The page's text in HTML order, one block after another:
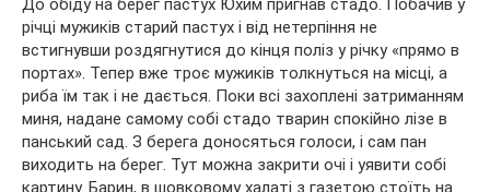
До обіду на берег пастух Юхим пригнав стадо. Побачив у
річці мужиків старий пастух і від нетерпіння не
встигнувши роздягнутися до кінця поліз у річку «прямо в
портах». Тепер вже троє мужиків толкнуться на місці, а
риба їм так і не дається. Поки всі захоплені затриманням
миня, надане самому собі стадо тварин спокійно лізе в
панський сад. З берега доносяться голоси, і сам пан
виходить на берег. Тут можна закрити очі і уявити собі
картину. Барин, в шовковому халаті з газетою стоїть на